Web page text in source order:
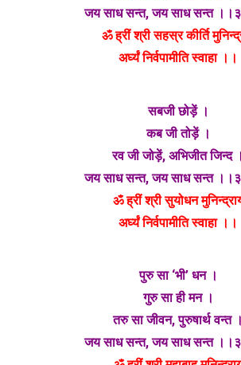
जय साध सन्त, जय साध सन्त
ॐ ह्रीं श्री सहस्र कीर्ति
अर्घ्यं निर्वपामीति स्वाहा ।।
सबजी छोड़ें ।
कब जी तोड़ें ।
रव जी जोड़ें, अभिजीत जिन्द ।
जय साध सन्त, जय साध सन्त
ॐ ह्रीं श्री सुयोधन
अर्घ्यं निर्वपामीति स्वाहा ।।
पुरु सा ‘भी’ धन ।
गुरु सा ही मन ।
तरु सा जीवन, पुरुषार्थ वन्त ।
जय साध सन्त, जय साध सन्त